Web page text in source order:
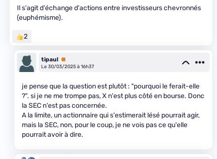
Il s'agit d'échange d'actions entre investisseurs chevronnés
(euphémisme).
2
tipaul Premium
Le 30/03/2025 à 16h37
je pense que la question est plutôt : "pourquoi le ferait-elle
?". si je ne me trompe pas, X n'est plus côté en bourse. Donc
la SEC n'est pas concernée.
A la limite, un actionnaire qui s'estimerait lésé pourrait agir,
mais la SEC, non, pour le coup, je ne vois pas ce qu'elle
pourrait avoir à dire.